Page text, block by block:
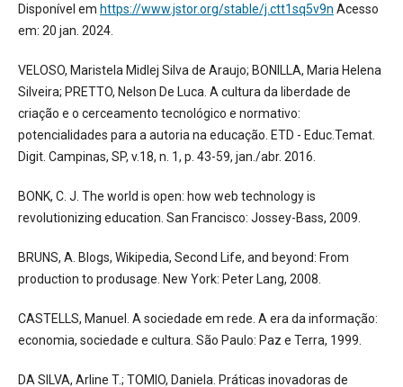
Disponível em https://www.jstor.org/stable/j.ctt1sq5v9n Acesso
em: 20 jan. 2024.
VELOSO, Maristela Midlej Silva de Araujo; BONILLA, Maria Helena
Silveira; PRETTO, Nelson De Luca. A cultura da liberdade de
criação e o cerceamento tecnológico e normativo:
potencialidades para a autoria na educação. ETD - Educ.Temat.
Digit. Campinas, SP, v.18, n. 1, p. 43-59, jan./abr. 2016.
BONK, C. J. The world is open: how web technology is
revolutionizing education. San Francisco: Jossey-Bass, 2009.
BRUNS, A. Blogs, Wikipedia, Second Life, and beyond: From
production to produsage. New York: Peter Lang, 2008.
CASTELLS, Manuel. A sociedade em rede. A era da informação:
economia, sociedade e cultura. São Paulo: Paz e Terra, 1999.
DA SILVA, Arline T.; TOMIO, Daniela. Práticas inovadoras de